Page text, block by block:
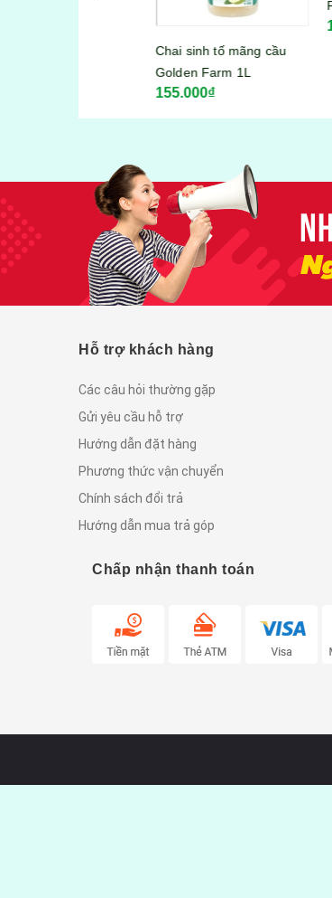
Chai sinh tố mãng cầu
Golden Farm 1L
155.000₫
120.000₫
Hỗ trợ khách hàng
Các câu hỏi thường gặp
Gửi yêu cầu hỗ trợ
Hướng dẫn đặt hàng
Phương thức vận chuyển
Chính sách đổi trả
Hướng dẫn mua trả góp
Chấp nhận thanh toán